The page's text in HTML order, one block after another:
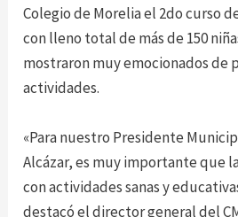
Colegio de Morelia el 2do curso
con lleno total de más de 150
mostraron muy emocionados de
actividades.
«Para nuestro Presidente
Alcázar, es muy importante que
con actividades sanas y
destacó el director general del